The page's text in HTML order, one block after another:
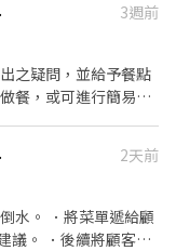
工作與其他餐廳相關
責清理工作環境、設
協助測量食材的容量
生
3週前
之疑問，並給予餐點
餐，或可進行簡易餐
工作與其他餐廳相關
責清理工作環境、設
協助測量食材的容量
生
2天前
水。 ．將菜單遞給顧
議。 ．後續將顧客點